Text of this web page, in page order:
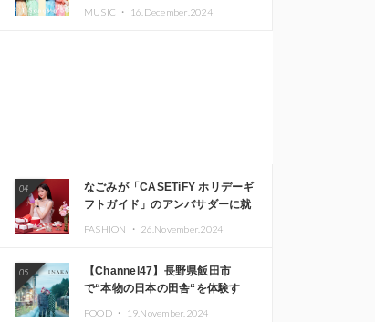
出演
MUSIC ・ 16.December.2024
04
なごみが「CASETiFY ホリデーギ
フトガイド」のアンバサダーに就
FASHION ・ 26.November.2024
05
【Channel47】長野県飯田市
で“本物の日本の田舎“を体験す
FOOD ・ 19.November.2024